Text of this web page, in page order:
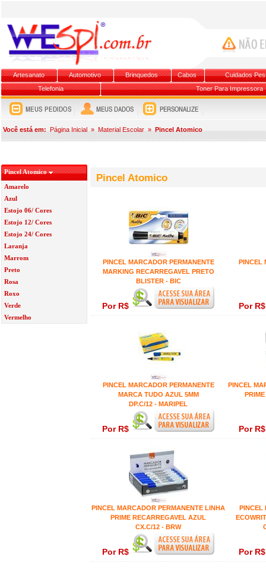
Artesanato Automotivo Brinquedos Cabos
Cuidados
Telefonia
Toner Para Impressora
Você está em: Página Inicial » Material Escolar » Pincel Atomico
Pincel Atomico
Amarelo
Azul
Estojo 06/ Cores
Estojo 12/ Cores
Estojo 24/ Cores
Laranja
Marrom
Preto
Rosa
Roxo
Verde
Vermelho
Pincel Atomico
PINCEL MARCADOR PERMANENTE
MARKING RECARREGAVEL PRETO
BLISTER - BIC
Por R$
PINCEL
Por
PINCEL MARCADOR PERMANENTE
MARCA TUDO AZUL 5MM
DP.C/12 - MARIPEL
Por R$
PINCEL
Por
PINCEL MARCADOR PERMANENTE LINHA
PRIME RECARREGAVEL AZUL
CX.C/12 - BRW
Por R$
PINCEL
Por